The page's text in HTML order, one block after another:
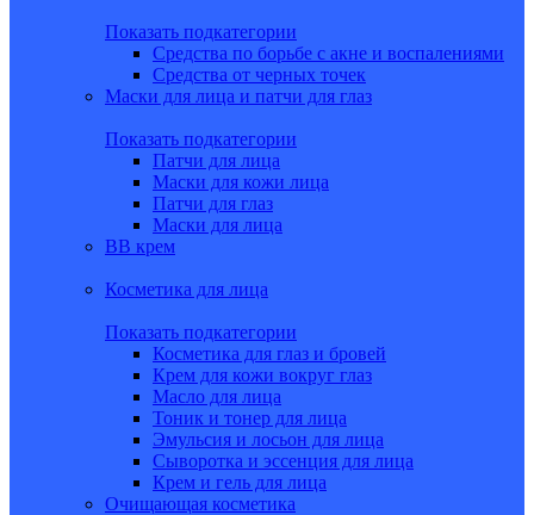
Показать подкатегории
Средства по борьбе с акне и воспалениями
Средства от черных точек
Маски для лица и патчи для глаз
Показать подкатегории
Патчи для лица
Маски для кожи лица
Патчи для глаз
Маски для лица
BB крем
Косметика для лица
Показать подкатегории
Косметика для глаз и бровей
Крем для кожи вокруг глаз
Масло для лица
Тоник и тонер для лица
Эмульсия и лосьон для лица
Сыворотка и эссенция для лица
Крем и гель для лица
Очищающая косметика